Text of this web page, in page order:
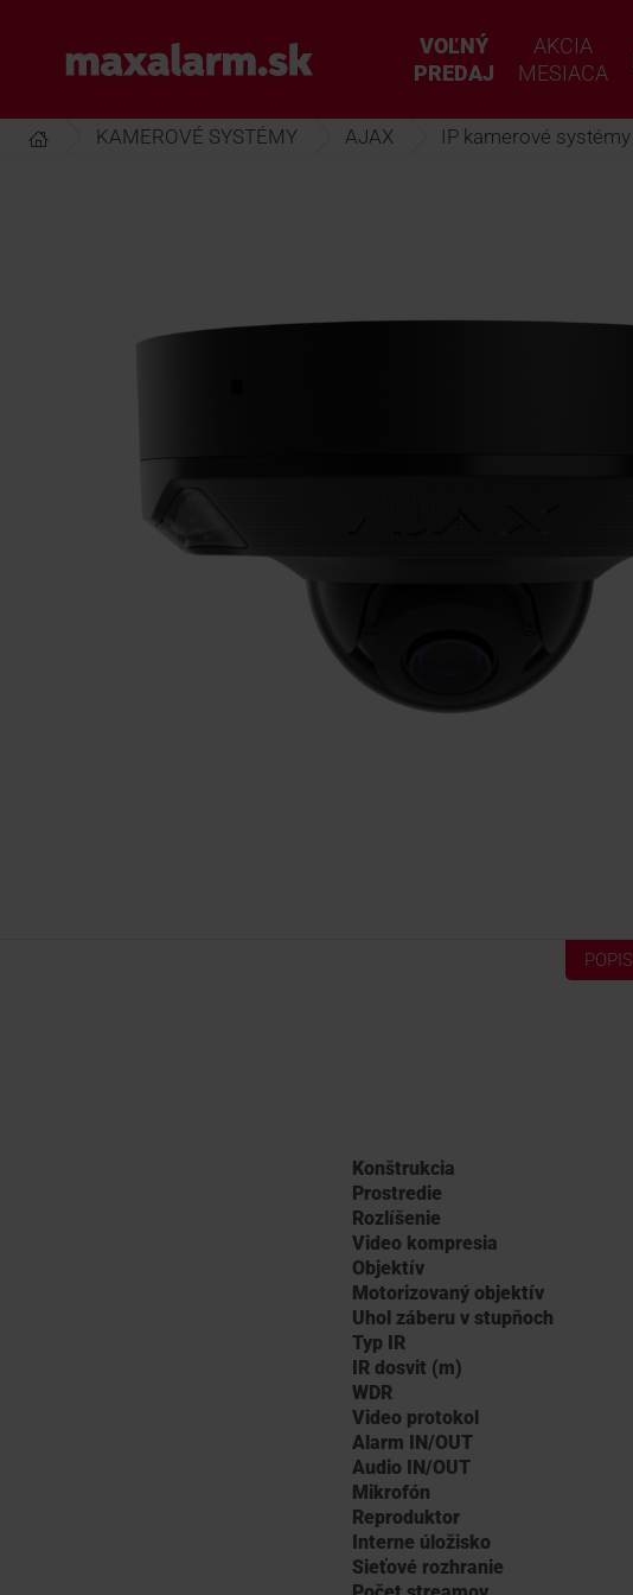
hlavnému
www.maxalarm.sk
VOĽNÝ
PREDAJ
AKCIA
MESIACA
KAMEROVÉ SYSTÉMY AJAX IP kamerové systémy
POPIS
Konštrukcia
Prostredie
Rozlíšenie
Video kompresia
Objektív
Motorizovaný objektív
Uhol záberu v stupňoch
Typ IR
IR dosvit (m)
WDR
Video protokol
Alarm IN/OUT
Audio IN/OUT
Mikrofón
Reproduktor
Interne úložisko
Sieťové rozhranie